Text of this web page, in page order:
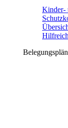
Kinder-